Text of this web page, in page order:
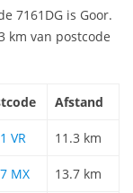
7161DG is Goor.
km van postcode
Afstand
VR 11.3 km
MX 13.7 km